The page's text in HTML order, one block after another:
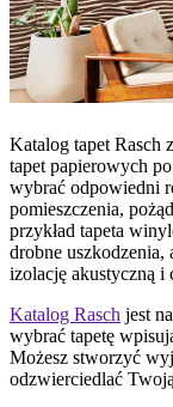
Katalog tapet Rasch
tapet papierowych
wybrać odpowiedni
pomieszczenia,
przykład tapeta
drobne uszkodzenia,
izolację akustyczną i
Katalog Rasch jest
wybrać tapetę
Możesz stworzyć
odzwierciedlać